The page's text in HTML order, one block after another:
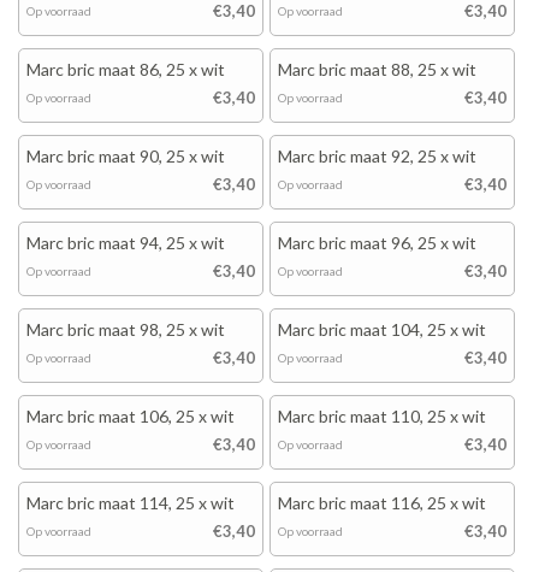
€3,40
Op voorraad €3,40
Op voorraad
Marc bric maat 86, 25 x wit
€3,40
Op voorraad
Marc bric maat 88, 25 x wit
€3,40
Op voorraad
Marc bric maat 90, 25 x wit
€3,40
Op voorraad
Marc bric maat 92, 25 x wit
€3,40
Op voorraad
Marc bric maat 94, 25 x wit
€3,40
Op voorraad
Marc bric maat 96, 25 x wit
€3,40
Op voorraad
Marc bric maat 98, 25 x wit
€3,40
Op voorraad
Marc bric maat 104, 25 x wit
€3,40
Op voorraad
Marc bric maat 106, 25 x wit
€3,40
Op voorraad
Marc bric maat 110, 25 x wit
€3,40
Op voorraad
Marc bric maat 114, 25 x wit
€3,40
Op voorraad
Marc bric maat 116, 25 x wit
€3,40
Op voorraad